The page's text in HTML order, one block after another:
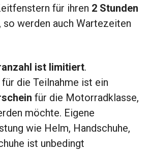
für ihren 2 Stunden
, so werden auch Wartezeiten
ist limitiert.
die Teilnahme ist ein
für die Motorradklasse,
möchte. Eigene
wie Helm, Handschuhe,
ist unbedingt